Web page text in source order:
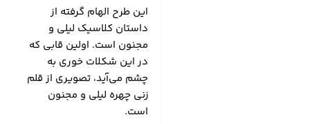
این طرح الهام گرفته از
داستان کلاسیک لیلی و
مجنون است. اولین قابی که
در این شکلات خوری به
چشم می‌آید، تصویری از قلم
زنی چهره لیلی و مجنون
است.